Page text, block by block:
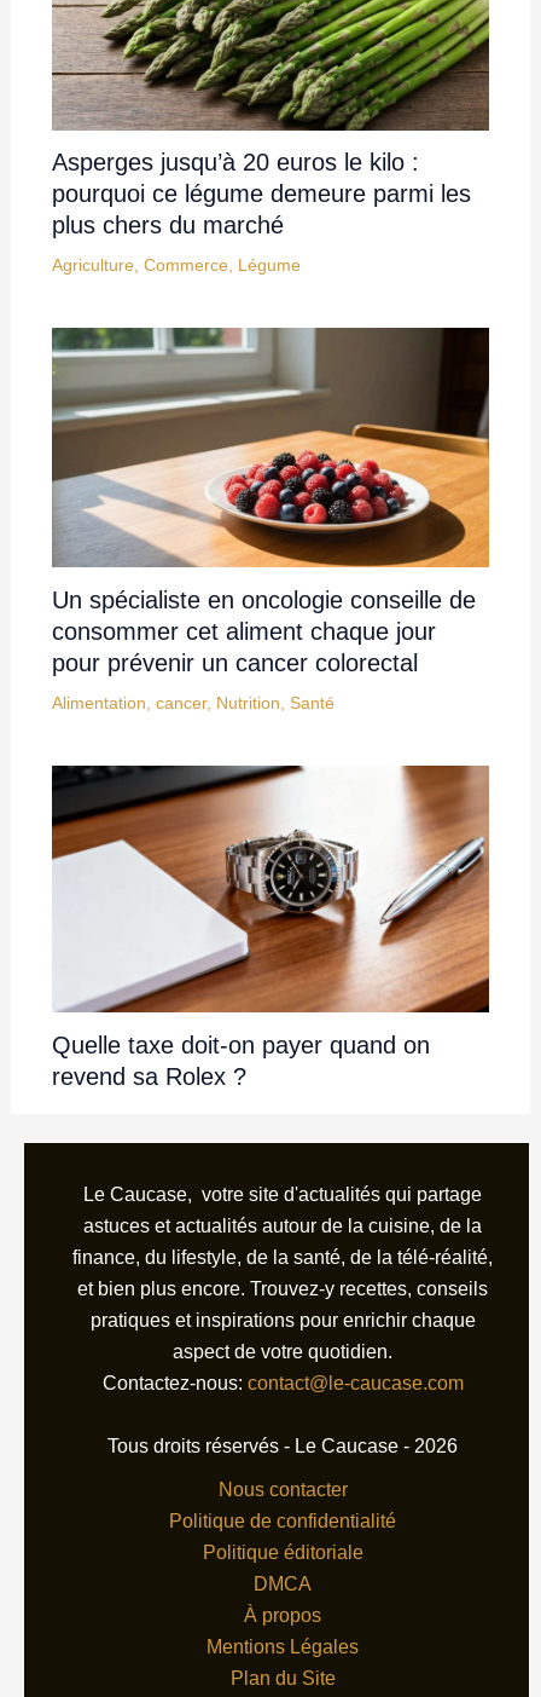
Asperges jusqu’à 20 euros le kilo :
pourquoi ce légume demeure parmi les
plus chers du marché
Agriculture, Commerce, Légume
Un spécialiste en oncologie conseille de
consommer cet aliment chaque jour
pour prévenir un cancer colorectal
Alimentation cancer, Nutrition Santé
Quelle taxe doit-on payer quand on
revend sa Rolex ?
Le Caucase, votre site d'actualités qui partage
astuces et actualités autour de la cuisine, de la
finance, du lifestyle, de la santé, de la télé-réalité,
et bien plus encore. Trouvez-y recettes, conseils
pratiques et inspirations pour enrichir chaque
aspect de votre quotidien.
Contactez-nous: contact@le-caucase.com
Tous droits réservés - Le Caucase - 2026
Nous contacter
Politique de confidentialité
Politique éditoriale
DMCA
À propos
Mentions Légales
Plan du Site